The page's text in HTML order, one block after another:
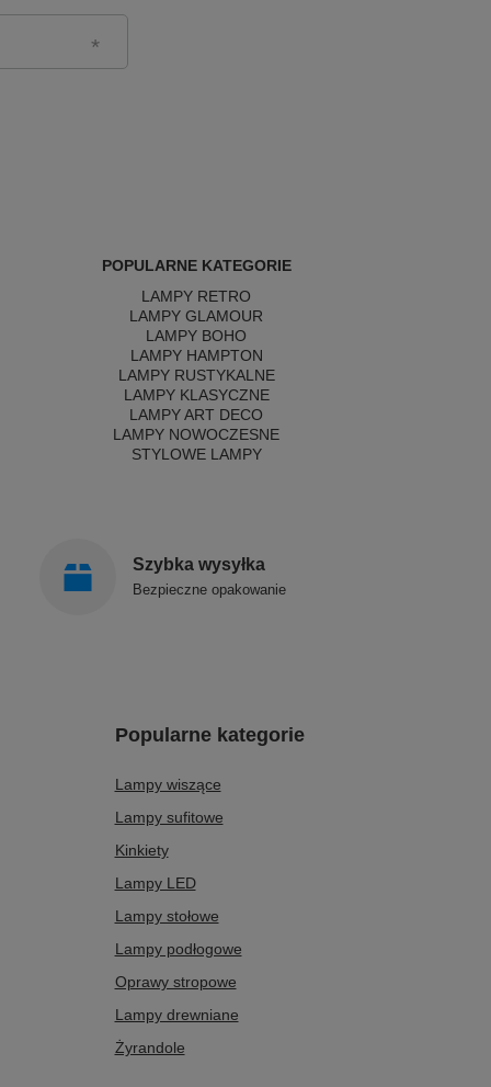
POPULARNE KATEGORIE
LAMPY RETRO
LAMPY GLAMOUR
LAMPY BOHO
LAMPY HAMPTON
LAMPY RUSTYKALNE
LAMPY KLASYCZNE
LAMPY ART DECO
LAMPY NOWOCZESNE
STYLOWE LAMPY
Szybka wysyłka
Bezpieczne opakowanie
Popularne kategorie
Lampy wiszące
Lampy sufitowe
Kinkiety
Lampy LED
Lampy stołowe
Lampy podłogowe
Oprawy stropowe
Lampy drewniane
Żyrandole